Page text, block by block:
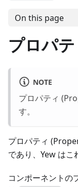
On this page
プロパ
NOTE
プロパティ
す。
プロパティ
であり、Yew はこ
コンポーネントの